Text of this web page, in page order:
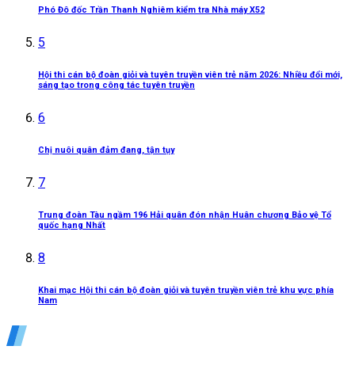
Phó Đô đốc Trần Thanh Nghiêm kiểm tra Nhà máy X52
5
Hội thi cán bộ đoàn giỏi và tuyên truyền viên trẻ năm 2026: Nhiều đổi mới,
sáng tạo trong công tác tuyên truyền
6
Chị nuôi quân đảm đang, tận tụy
7
Trung đoàn Tàu ngầm 196 Hải quân đón nhận Huân chương Bảo vệ Tổ
quốc hạng Nhất
8
Khai mạc Hội thi cán bộ đoàn giỏi và tuyên truyền viên trẻ khu vực phía
Nam